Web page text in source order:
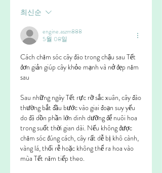
최신순
engine.aszm888
5월 08일
Cách chăm sóc cây đào trong chậu sau Tết
đơn giản giúp cây khỏe mạnh và nở đẹp năm
sau
Sau những ngày Tết rực rỡ sắc xuân, cây đào
thường bắt đầu bước vào giai đoạn suy yếu
do đã dồn phần lớn dinh dưỡng để nuôi hoa
trong suốt thời gian dài. Nếu không được
chăm sóc đúng cách, cây rất dễ bị khô cành,
vàng lá, thối rễ hoặc không thể ra hoa vào
mùa Tết năm tiếp theo.